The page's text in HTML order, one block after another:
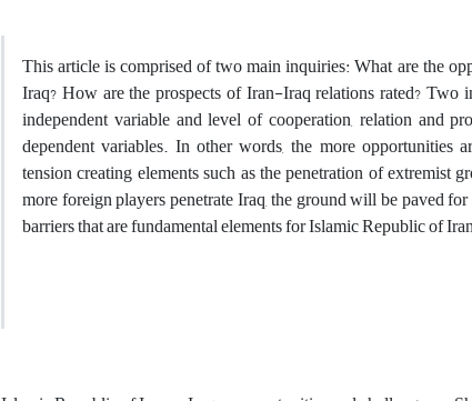
This article is comprised of two main inquiries: What are the
Iraq? How are the prospects of Iran-Iraq relations rated? Two
independent variable and level of cooperation, relation and
dependent variables. In other words, the more opportunities
tension creating elements such as the penetration of
more foreign players penetrate Iraq, the ground will be paved
barriers that are fundamental elements for Islamic Republic of